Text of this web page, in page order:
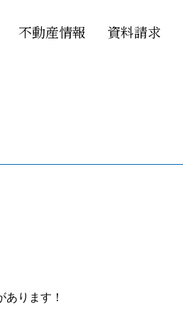
不動産情報 資料請求
ります！